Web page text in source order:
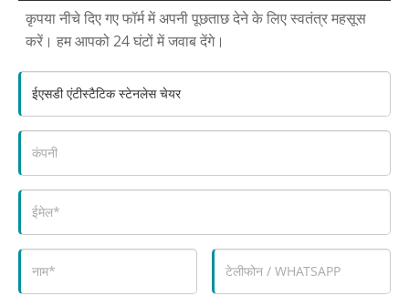
कृपया नीचे दिए गए फॉर्म में अपनी पूछताछ देने के लिए स्वतंत्र महसूस
करें। हम आपको 24 घंटों में जवाब देंगे।